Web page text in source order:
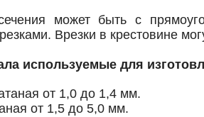
сечения может быть с
Врезки в крестовине
используемые для
от 1,0 до 1,4 мм.
от 1,5 до 5,0 мм.